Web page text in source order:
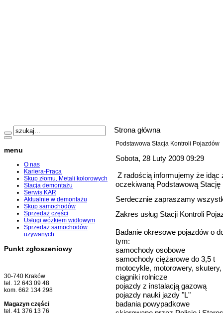
menu
O nas
Kariera-Praca
Skup złomu, Metali kolorowych
Stacja demontażu
Serwis KAR
Aktualnie w demontażu
Skup samochodów
Sprzedaż części
Usługi wózkiem widłowym
Sprzedaż samochodów
używanych
Punkt zgłoszeniowy
30-740 Kraków
tel. 12 643 09 48
kom. 662 134 298
Magazyn części
tel. 41 376 13 76
Strona główna
Podstawowa Stacja Kontroli Pojazdów
Sobota, 28 Luty 2009 09:29
Z radością informujemy że idąc
oczekiwaną Podstawową Stację
Serdecznie zapraszamy
Zakres usług Stacji Kontroli
Badanie okresowe pojazdów o
tym:
samochody osobowe
samochody ciężarowe do 3,5 t
motocykle, motorowery, skutery,
ciągniki rolnicze
pojazdy z instalacją gazową
pojazdy nauki jazdy "L"
badania powypadkowe